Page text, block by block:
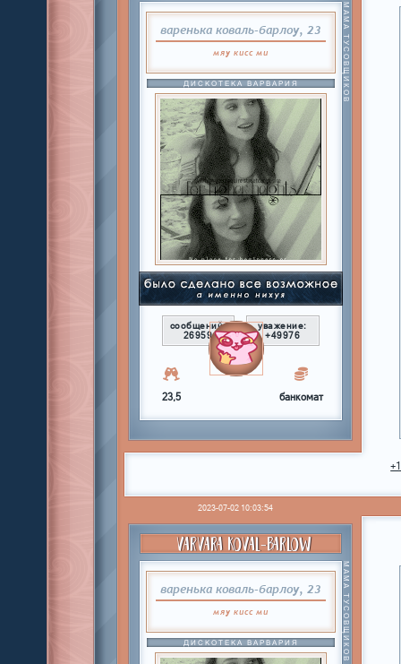
варенька коваль-барлоу, 23
мяу кисс ми МАМА ТУСОВЩИКОВ
ДИСКОТЕКА ВАРВАРИЯ
сообщений:
26959
уважение:
+49976
23,5 банкомат
2023-07-02 10:03:54
VARVARA KOVAL-BARLOW
варенька коваль-барлоу, 23
мяу кисс ми МАМА ТУСОВЩИКОВ
ДИСКОТЕКА ВАРВАРИЯ